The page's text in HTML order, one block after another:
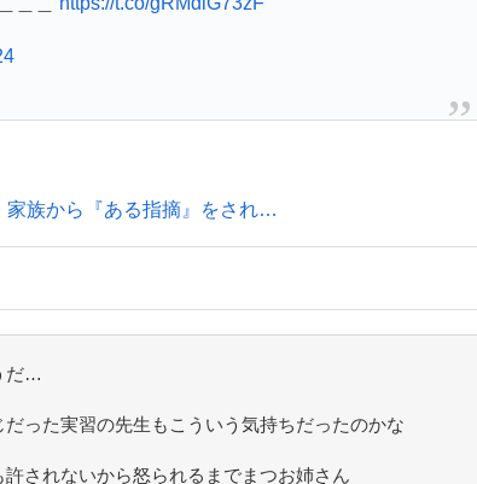
家族から『ある指摘』をされ…
だ…
った実習の先生もこういう気持ちだったのかな
されないから怒られるまでまつお姉さん